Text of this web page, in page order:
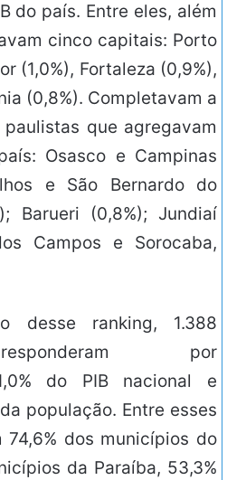
do país. Entre eles, além
cinco capitais: Porto
(1,0%), Fortaleza (0,9%),
(0,8%). Completavam a
que agregavam
Osasco e Campinas
e São Bernardo do
Barueri (0,8%); Jundiaí
Campos e Sorocaba,
desse ranking, 1.388
por
do PIB nacional e
população. Entre esses
74,6% dos municípios do
da Paraíba, 53,3%